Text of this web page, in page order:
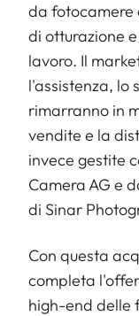
da fotocamere
di otturazione
lavoro. Il
l'assistenza, lo
rimarranno in
vendite e la
invece gestite
Camera AG e
di Sinar
Con questa
completa
high-end delle